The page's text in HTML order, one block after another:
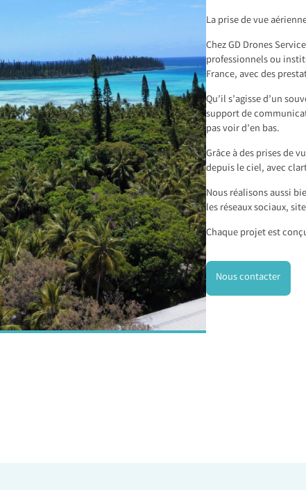
La prise de vue
Chez GD Drones
professionnels ou
France, avec des
Qu’il s’agisse d’un
support de
pas voir d’en bas.
Grâce à des prises de
depuis le ciel, avec
Nous réalisons aussi
les réseaux sociaux,
Chaque projet est
Nous contacter